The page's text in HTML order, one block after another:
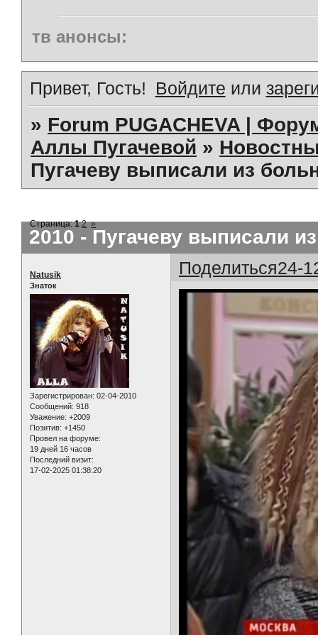
тв анонсы:
Привет, Гость! Войдите или
» Forum PUGACHEVA |
Аллы Пугачевой »
Пугачеву выписали из
2010 - Пугачеву выписали
Страница:1 2 »
Поделиться24-
Natusik
Знаток
Зарегистрирован: 02-04-2010
Сообщений: 918
Уважение: +2009
Позитив: +1450
Провел на форуме:
19 дней 16 часов
Последний визит:
17-02-2025 01:38:20